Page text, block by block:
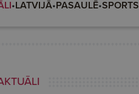
•LATVIJĀ•PASAULĒ•SPORTS